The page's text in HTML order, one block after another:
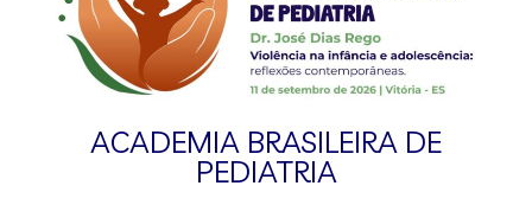
ACADEMIA BRASILEIRA DE
PEDIATRIA